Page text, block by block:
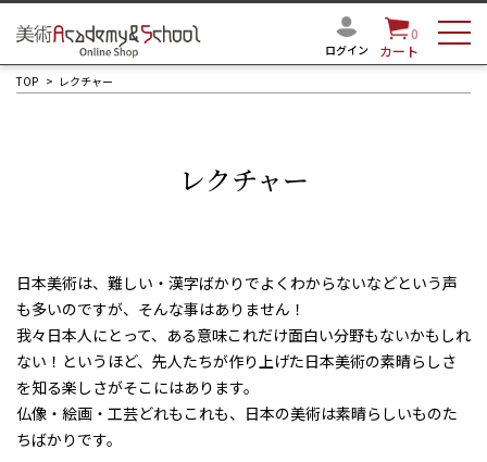
ログイン
0
カート
TOP レクチャー
レクチャー
日本美術は、難しい・漢字ばかりでよくわからないなどという声
も多いのですが、そんな事はありません！
我々日本人にとって、ある意味これだけ面白い分野もないかもしれ
ない！というほど、先人たちが作り上げた日本美術の素晴らしさ
を知る楽しさがそこにはあります。
仏像・絵画・工芸どれもこれも、日本の美術は素晴らしいものた
ちばかりです。